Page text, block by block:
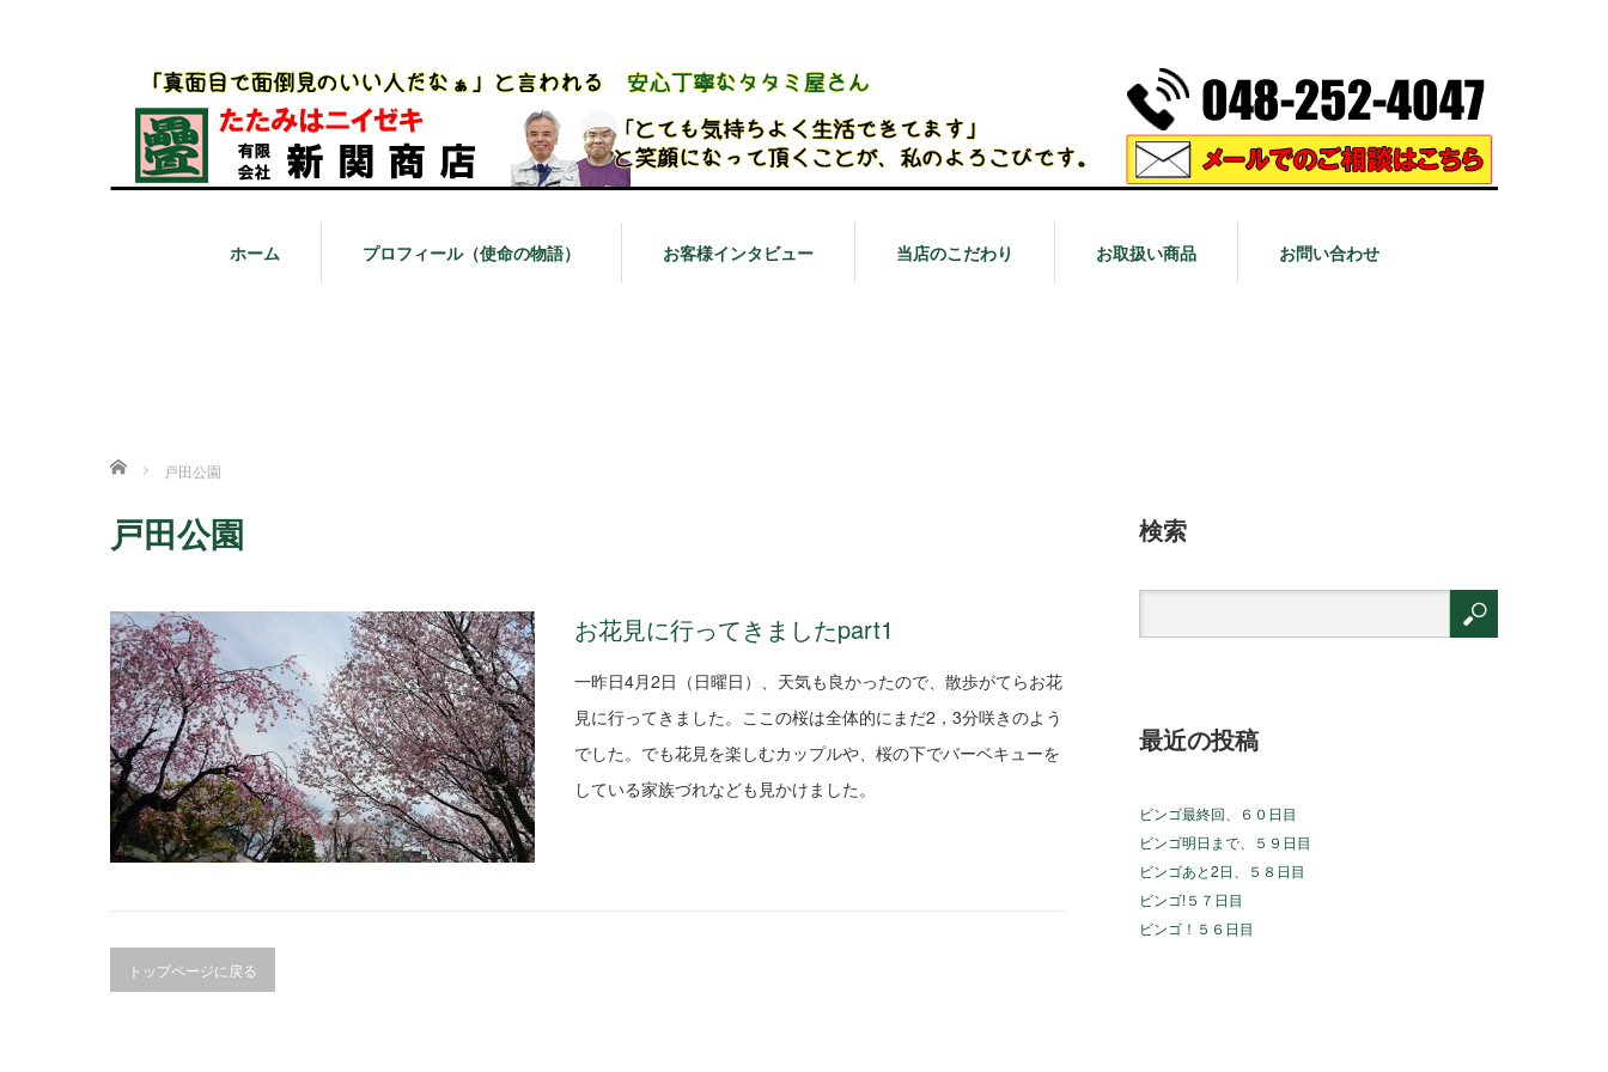
ホーム プロフィール（使命の物語） お客様インタビュー 当店のこだわり お取扱い商品 お問い合わせ
ホーム 戸田公園
戸田公園
お花見に行ってきましたpart1
一昨日4月2日（日曜日）、天気も良かったので、散歩がてらお花
見に行ってきました。ここの桜は全体的にまだ2，3分咲きのよう
でした。でも花見を楽しむカップルや、桜の下でバーベキューを
している家族づれなども見かけました。
トップページに戻る
検索
最近の投稿
ビンゴ最終回、６０日目
ビンゴ明日まで、５９日目
ビンゴあと2日、５８日目
ビンゴ!５７日目
ビンゴ！５６日目